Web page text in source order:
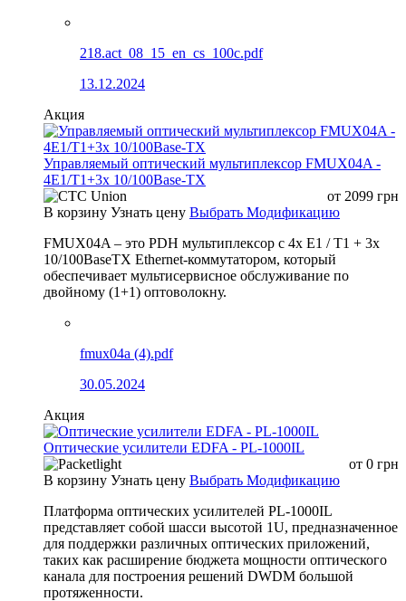
218.act_08_15_en_cs_100c.pdf
13.12.2024
Акция
Управляемый оптический мультиплексор FMUX04A -
4E1/T1+3x 10/100Base-TX
от 2099 грн
В корзину Узнать цену Выбрать Модификацию
FMUX04A – это PDH мультиплексор с 4x E1 / T1 + 3x
10/100BaseTX Ethernet-коммутатором, который
обеспечивает мультисервисное обслуживание по
двойному (1+1) оптоволокну.
fmux04a (4).pdf
30.05.2024
Акция
Оптические усилители EDFA - PL-1000IL
от 0 грн
В корзину Узнать цену Выбрать Модификацию
Платформа оптических усилителей PL-1000IL
представляет собой шасси высотой 1U, предназначенное
для поддержки различных оптических приложений,
таких как расширение бюджета мощности оптического
канала для построения решений DWDM большой
протяженности.